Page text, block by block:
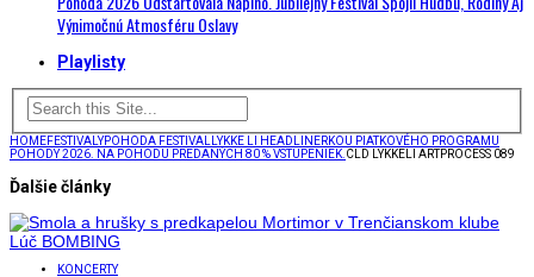
Výnimočnú Atmosféru Oslavy
Playlisty
HOMEFESTIVALYPOHODA FESTIVAL
LYKKE LI HEADLINERKOU PIATKOVÉHO PROGRAMU
POHODY 2026. NA POHODU PREDANÝCH 80 % VSTUPENIEK. CLD LYKKELI ARTPROCESS 089
Ďalšie články
KONCERTY